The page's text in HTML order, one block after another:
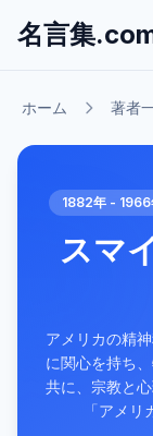
名言集
ホーム 著者
1882年 -
スマ
アメリカの精
に関心を持ち
共に、宗教と
「アメ